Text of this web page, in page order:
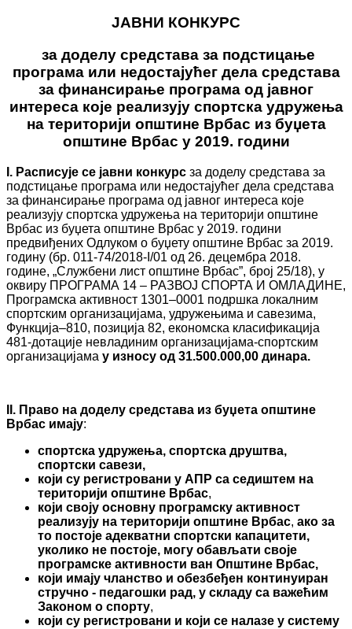
ЈАВНИ КОНКУРС
за доделу средстава за подстицање
програма или недостајућег дела средстава
за финансирање програма од јавног
интереса које реализују спортска удружења
на територији општине Врбас из буџета
општине Врбас у 2019. години
. Расписује се јавни конкурс за доделу средстава за
подстицање програма или недостајућег дела средстава
за финансирање програма од јавног интереса које
реализују спортска удружења на територији општине
Врбас из буџета општине Врбас у 2019. години
предвиђених Одлуком о буџету општине Врбас за 2019.
годину (бр. 011-74/2018-I/01 од 26. децембра 2018.
године, „Службени лист општине Врбас”, број 25/18), у
оквиру ПРОГРАМА 14 – РАЗВОЈ СПОРТА И ОМЛАДИНЕ,
Програмска активност 1301–0001 подршка локалним
спортским организацијама, удружењима и савезима,
Функција–810, позиција 82, економска класификација
481-дотације невладиним организацијама-спортским
организацијама у износу од 31.500.000,00 динара.
. Право на доделу средстава из буџета општине
Врбас имају:
спортска удружења, спортска друштва,
спортски савези,
који су регистровани у АПР са седиштем на
територији општине Врбас,
који своју основну програмску активност
реализују на територији општине Врбас, ако за
то постоје адекватни спортски капацитети,
уколико не постоје, могу обављати своје
програмске активности ван Општине Врбас,
који имају чланство и обезбеђен континуиран
стручно - педагошки рад, у складу са важећим
Законом о спорту,
који су регистровани и који се налазе у систему